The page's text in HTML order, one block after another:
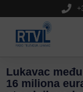
Lukavac
16 miliona